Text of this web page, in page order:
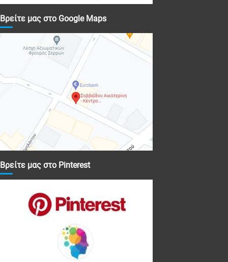
Βρείτε μας στο Google Maps
Βρείτε μας στο Pinterest